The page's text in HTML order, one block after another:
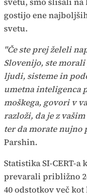
gostijo ene
svetu.
"Če ste prej želeli
Slovenijo, ste
ljudi, sisteme in
umetna inteligenca
moškega, govori v
razloži, da je z
ter da morate nujno
Parshin.
Statistika SI-CERT-
prevarali približno
40 odstotkov več